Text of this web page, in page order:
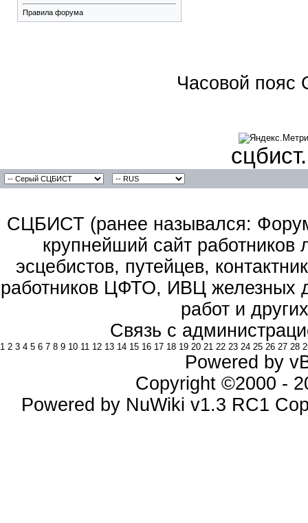
Правила форума
Часовой пояс
СЦБИСТ (ранее назывался:
крупнейший сайт работников
эсцебистов, путейцев,
работников ЦФТО, ИВЦ железных
работ и
Связь с
1 2 3 4 5 6 7 8 9 10 11 12 13 14 15 16 17 18 19 20 21 22 23 24 25 26 27 28
Powered by
Copyright ©2000 -
Powered by NuWiki v1.3 RC1